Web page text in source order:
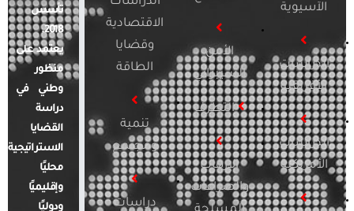
الآسيوية
الدراسات
الأفريقية
الدراسات
الأمريكية
الأمن
السيبراني
التطرف
الإرهاب
والصراعات
الاقتصادية
وقضايا
الطاقة
تنمية
ومجتمع
دراسات
تأسس
2018.
يعتمد على
منظور
وطني في
دراسة
القضايا
الاستراتيجية
محليًا
وإقليميًا
ودوليًا